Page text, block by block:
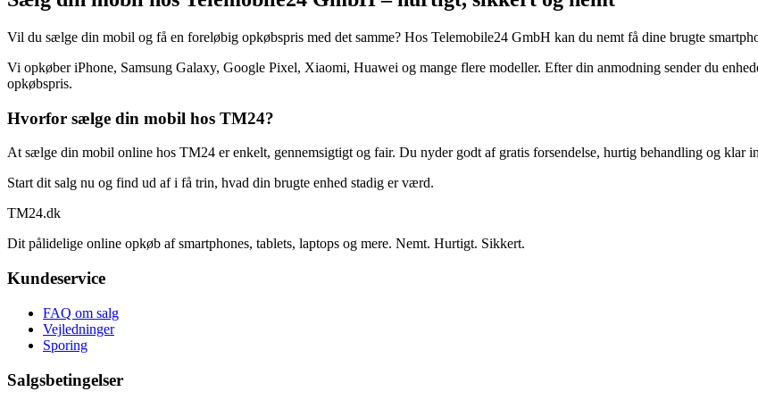
Vil du sælge din mobil og få en foreløbig opkøbspris med det samme? Hos Telemobile24 GmbH kan du nemt få dine brugte
Vi opkøber iPhone, Samsung Galaxy, Google Pixel, Xiaomi, Huawei og mange flere modeller. Efter din anmodning sender du
opkøbspris.
Hvorfor sælge din mobil hos TM24?
At sælge din mobil online hos TM24 er enkelt, gennemsigtigt og fair. Du nyder godt af gratis forsendelse, hurtig behandling og klar
Start dit salg nu og find ud af i få trin, hvad din brugte enhed stadig er værd.
TM24.dk
Dit pålidelige online opkøb af smartphones, tablets, laptops og mere. Nemt. Hurtigt. Sikkert.
Kundeservice
FAQ om salg
Vejledninger
Sporing
Salgsbetingelser